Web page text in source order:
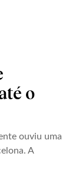
o
ouviu uma
A